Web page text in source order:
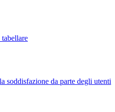
soddisfazione da parte degli utenti